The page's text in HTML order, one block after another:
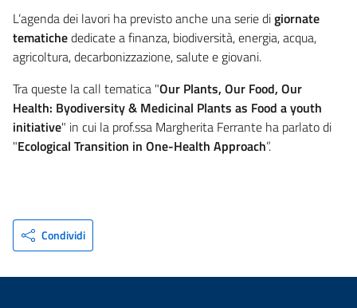
L’agenda dei lavori ha previsto anche una serie digiornate
tematichededicate a finanza, biodiversità, energia, acqua,
agricoltura, decarbonizzazione, salute e giovani.
Tra queste la call tematica "Our Plants, Our Food, Our
Health: Byodiversity & Medicinal Plants as Food a youth
initiative" in cui la prof.ssa Margherita Ferrante ha parlato di
"Ecological Transition in One-Health Approach”.
Condividi